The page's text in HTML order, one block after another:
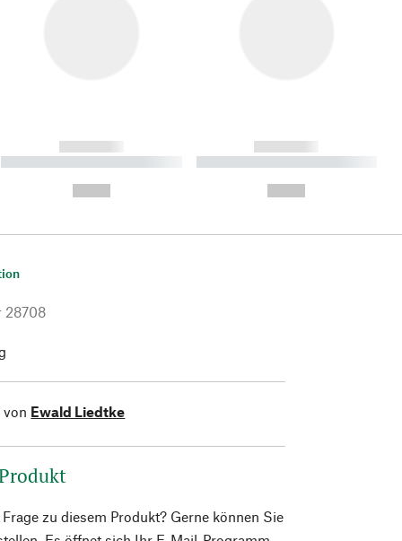
------------
----------- ----------- ----------
------------
----------- ----------- ----------
28708
von Ewald Liedtke
zu diesem Produkt? Gerne können Sie